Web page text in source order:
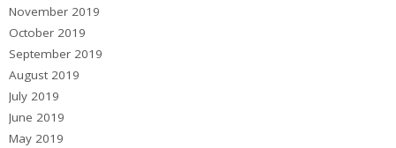
November 2019
October 2019
September 2019
August 2019
July 2019
June 2019
May 2019